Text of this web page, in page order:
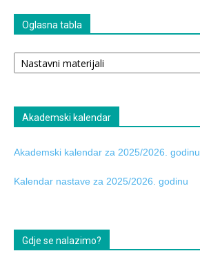
Oglasna tabla
Oglasna
tabla
Akademski kalendar
Akademski kalendar za 2025/2026. godinu
Kalendar nastave za 2025/2026. godinu
Gdje se nalazimo?